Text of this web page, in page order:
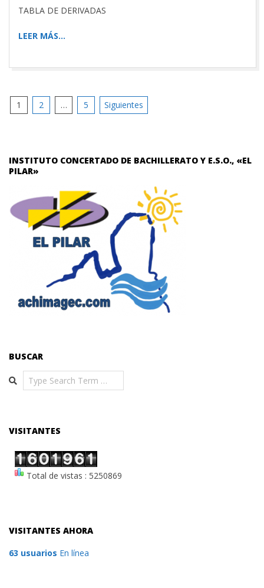
TABLA DE DERIVADAS
LEER MÁS…
Paginación
1 2 … 5 Siguientes
INSTITUTO CONCERTADO DE BACHILLERATO Y E.S.O., «EL
PILAR»
BUSCAR
Search
VISITANTES
Total de vistas : 5250869
VISITANTES AHORA
63 usuarios En línea